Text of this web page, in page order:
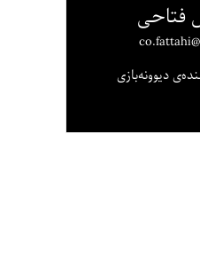
فتاحی
دیوونه‌بازی